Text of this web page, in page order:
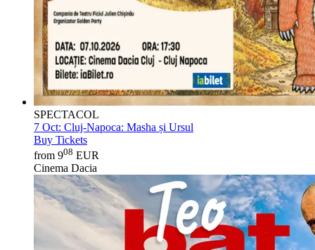
SPECTACOL
7 Oct: Cluj-Napoca: Masha și Ursul
Buy Tickets
from 908 EUR
Cinema Dacia